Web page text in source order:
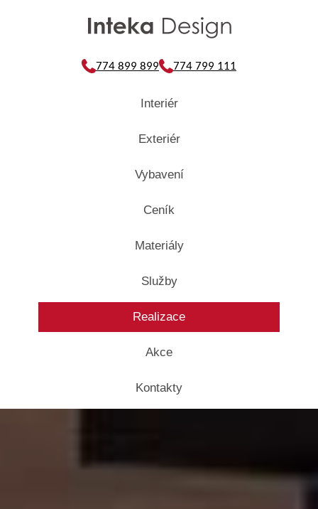
774 899 899 774 799 111
Interiér
Exteriér
Vybavení
Ceník
Materiály
Služby
Realizace
Akce
Kontakty